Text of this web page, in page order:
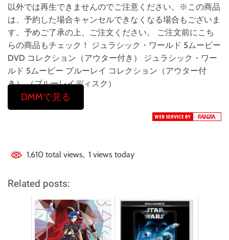
以外では再生できませんのでご注意ください。※この商品
は、予約した場合キャンセルできなくなる場合もございま
す。予めご了承の上、ご注文ください。 ご注文前にこち
らの商品もチェック！ ジュラシック・ワールド 5ムービー
DVD コレクション（アウター付き） ジュラシック・ワー
ルド 5ムービー ブルーレイ コレクション（アウター付
き） （ブルーレイディスク）
DMMで見る
1,610 total views, 1 views today
Related posts: